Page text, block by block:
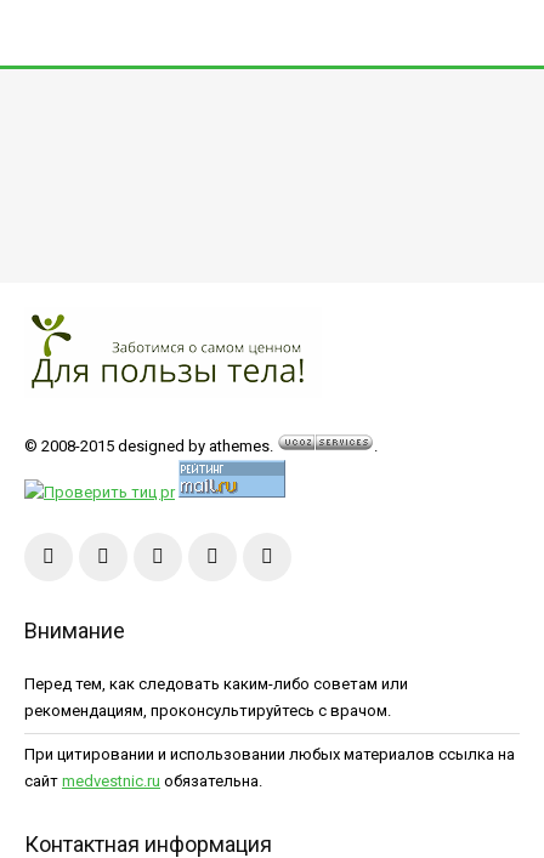
© 2008-2015 designed by athemes. .
Внимание
Перед тем, как следовать каким-либо советам или
рекомендациям, проконсультируйтесь с врачом.
При цитировании и использовании любых материалов ссылка на
сайт medvestnic.ru обязательна.
Контактная информация